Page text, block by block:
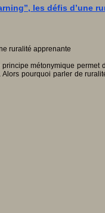
les défis d’une
métonymique
pourquoi parler de